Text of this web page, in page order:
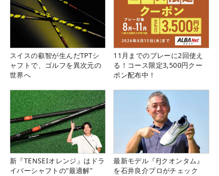
スイスの叡智が生んだTPTシ
ャフトで、ゴルフを異次元の
世界へ
11月までのプレーに2回使え
る！コース限定3,500円クー
ポン配布中！
新『TENSEIオレンジ』はドラ
イバーシャフトの“最適解”
最新モデル『FJクオンタム』
を石井良介プロがチェック